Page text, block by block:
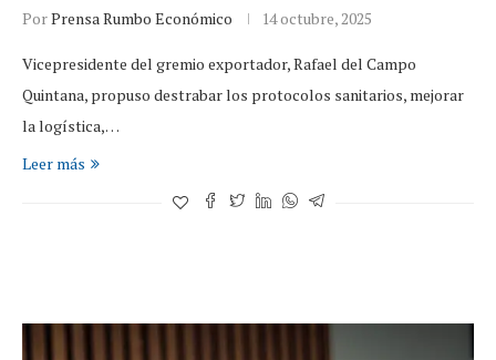
PorPrensa Rumbo Económico 14 octubre, 2025
Vicepresidente del gremio exportador, Rafael del Campo
Quintana, propuso destrabar los protocolos sanitarios, mejorar
la logística,…
Leer más